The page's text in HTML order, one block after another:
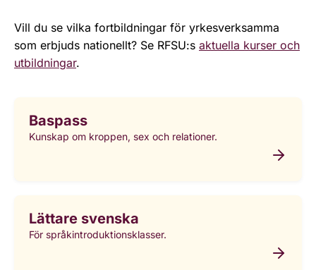
Vill du se vilka fortbildningar för yrkesverksamma
som erbjuds nationellt? Se RFSU:s aktuella kurser och
utbildningar.
Baspass
Kunskap om kroppen, sex och relationer.
Lättare svenska
För språkintroduktionsklasser.